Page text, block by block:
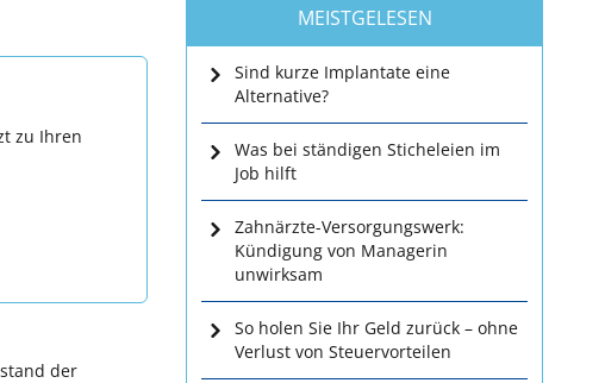
zu Ihren
der
MEISTGELESEN
Sind kurze Implantate eine
Alternative?
Was bei ständigen Sticheleien im
Job hilft
Zahnärzte-Versorgungswerk:
Kündigung von Managerin
unwirksam
So holen Sie Ihr Geld zurück – ohne
Verlust von Steuervorteilen